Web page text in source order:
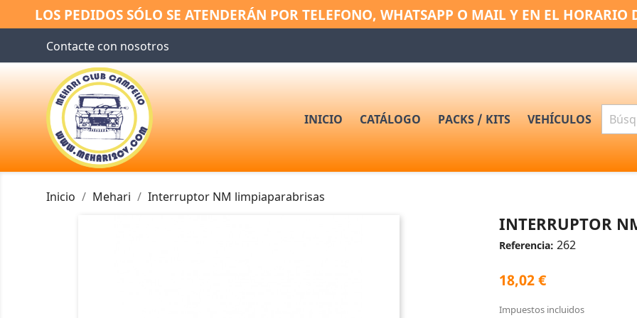
LOS PEDIDOS SÓLO SE ATENDERÁN POR TELEFONO, WHATSAPP O MAIL Y EN EL HORARIO
Contacte con nosotros
INICIO CATÁLOGO PACKS / KITS VEHÍCULOS
Inicio Mehari Interruptor NM limpiaparabrisas
INTERRUPTOR
Referencia: 262
18,02 €
Impuestos incluidos